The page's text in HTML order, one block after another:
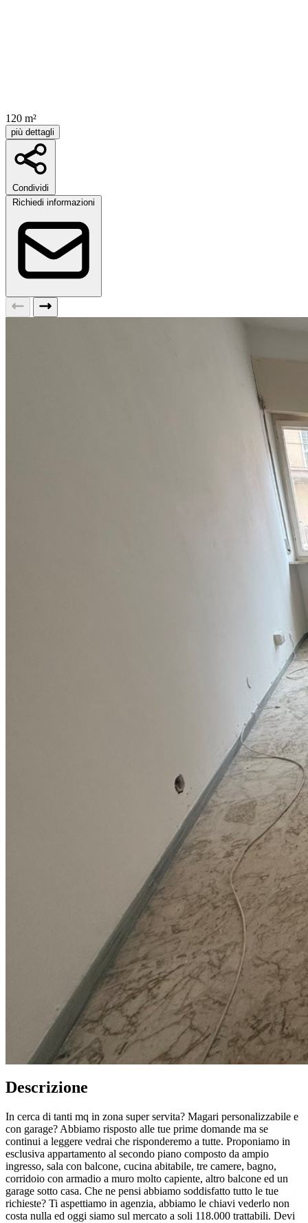
120 m²
più dettagli
Condividi
Richiedi informazioni
Descrizione
In cerca di tanti mq in zona super servita? Magari personalizzabile e
con garage? Abbiamo risposto alle tue prime domande ma se
continui a leggere vedrai che risponderemo a tutte. Proponiamo in
esclusiva appartamento al secondo piano composto da ampio
ingresso, sala con balcone, cucina abitabile, tre camere, bagno,
corridoio con armadio a muro molto capiente, altro balcone ed un
garage sotto casa. Che ne pensi abbiamo soddisfatto tutto le tue
richieste? Ti aspettiamo in agenzia, abbiamo le chiavi vederlo non
costa nulla ed oggi siamo sul mercato a soli 118.000 trattabili. Devi